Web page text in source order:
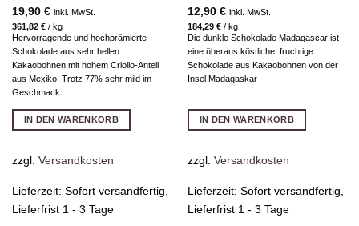
19,90 € inkl. MwSt.
361,82 €/ kg
Hervorragende und hochprämierte
Schokolade aus sehr hellen
Kakaobohnen mit hohem Criollo-Anteil
aus Mexiko. Trotz 77% sehr mild im
Geschmack
IN DEN WARENKORB
zzgl. Versandkosten
Lieferzeit: Sofort versandfertig,
Lieferfrist 1 - 3 Tage
12,90 € inkl. MwSt.
184,29 €/ kg
Die dunkle Schokolade Madagascar ist
eine überaus köstliche, fruchtige
Schokolade aus Kakaobohnen von der
Insel Madagaskar
IN DEN WARENKORB
zzgl. Versandkosten
Lieferzeit: Sofort versandfertig,
Lieferfrist 1 - 3 Tage